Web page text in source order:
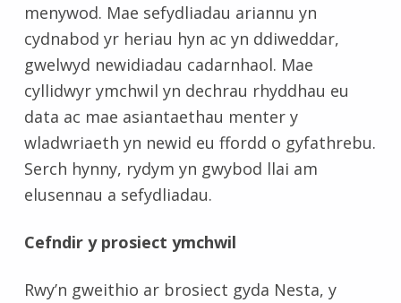
menywod. Mae sefydliadau ariannu yn
cydnabod yr heriau hyn ac yn ddiweddar,
gwelwyd newidiadau cadarnhaol. Mae
cyllidwyr ymchwil yn dechrau rhyddhau eu
data ac mae asiantaethau menter y
wladwriaeth yn newid eu ffordd o gyfathrebu.
Serch hynny, rydym yn gwybod llai am
elusennau a sefydliadau.
Cefndir y prosiect ymchwil
Rwy’n gweithio ar brosiect gyda Nesta, y